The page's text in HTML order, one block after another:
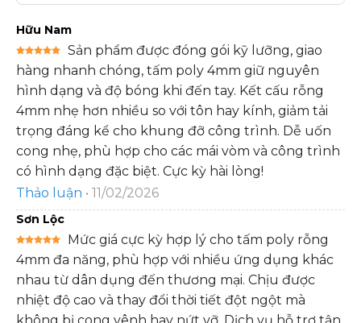
Hữu Nam
Được xếp
hạng55
Sản phẩm được đóng gói kỹ lưỡng, giao
hàng nhanh chóng, tấm poly 4mm giữ nguyên
hình dạng và độ bóng khi đến tay. Kết cấu rỗng
4mm nhẹ hơn nhiều so với tôn hay kính, giảm tải
trọng đáng kể cho khung đỡ công trình. Dễ uốn
cong nhẹ, phù hợp cho các mái vòm và công trình
có hình dạng đặc biệt. Cực kỳ hài lòng!
Thảo luận • 11/02/2026
Sơn Lộc
hạng 55
Mức giá cực kỳ hợp lý cho tấm poly rỗng
4mm đa năng, phù hợp với nhiều ứng dụng khác
nhau từ dân dụng đến thương mại. Chịu được
nhiệt độ cao và thay đổi thời tiết đột ngột mà
không bị cong vênh hay nứt vỡ. Dịch vụ hỗ trợ tận